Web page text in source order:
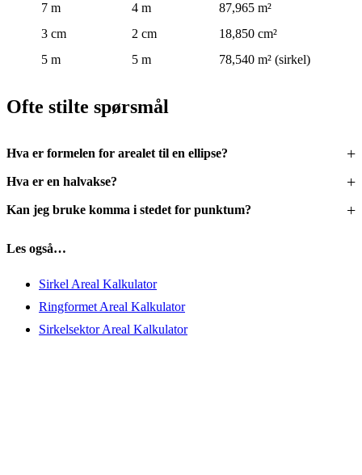
7 m
4 m
87,965 m²
3 cm
2 cm
18,850 cm²
5 m
5 m 78,540 m² (sirkel)
Ofte stilte spørsmål
Hva er formelen for arealet til en ellipse?
Hva er en halvakse?
Kan jeg bruke komma i stedet for punktum?
Les også…
Sirkel Areal Kalkulator
Ringformet Areal Kalkulator
Sirkelsektor Areal Kalkulator